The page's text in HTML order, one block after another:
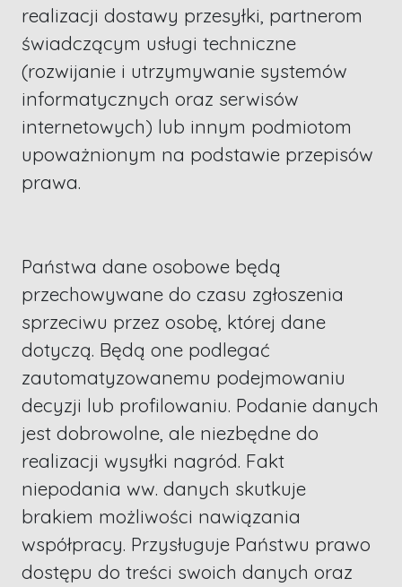
realizacji dostawy przesyłki, partnerom
świadczącym usługi techniczne
(rozwijanie i utrzymywanie systemów
informatycznych oraz serwisów
internetowych) lub innym podmiotom
upoważnionym na podstawie przepisów
prawa.
Państwa dane osobowe będą
przechowywane do czasu zgłoszenia
sprzeciwu przez osobę, której dane
dotyczą. Będą one podlegać
zautomatyzowanemu podejmowaniu
decyzji lub profilowaniu. Podanie danych
jest dobrowolne, ale niezbędne do
realizacji wysyłki nagród. Fakt
niepodania ww. danych skutkuje
brakiem możliwości nawiązania
współpracy. Przysługuje Państwu prawo
dostępu do treści swoich danych oraz